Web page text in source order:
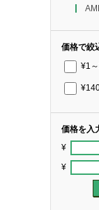
価格で絞
¥1
価格を入
¥
¥